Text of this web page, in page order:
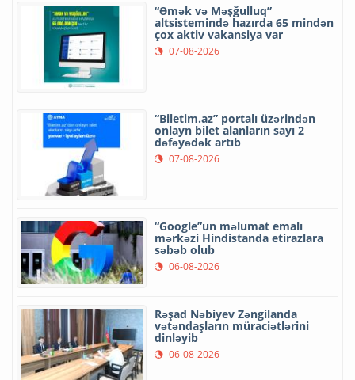
“Əmək və Məşğulluq”
altsistemində hazırda 65 mindən
çox aktiv vakansiya var
07-08-2026
“Biletim.az” portalı üzərindən
onlayn bilet alanların sayı 2
dəfəyədək artıb
07-08-2026
“Google”un məlumat emalı
mərkəzi Hindistanda etirazlara
səbəb olub
06-08-2026
Rəşad Nəbiyev Zəngilanda
vətəndaşların müraciətlərini
dinləyib
06-08-2026